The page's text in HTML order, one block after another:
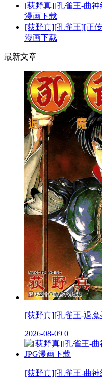
[荻野真][孔雀王-曲神
漫画下载
[荻野真][孔雀王][正
漫画下载
最新文章
[荻野真][孔雀王-退魔
2026-08-09 0
[荻野真][孔雀王-曲